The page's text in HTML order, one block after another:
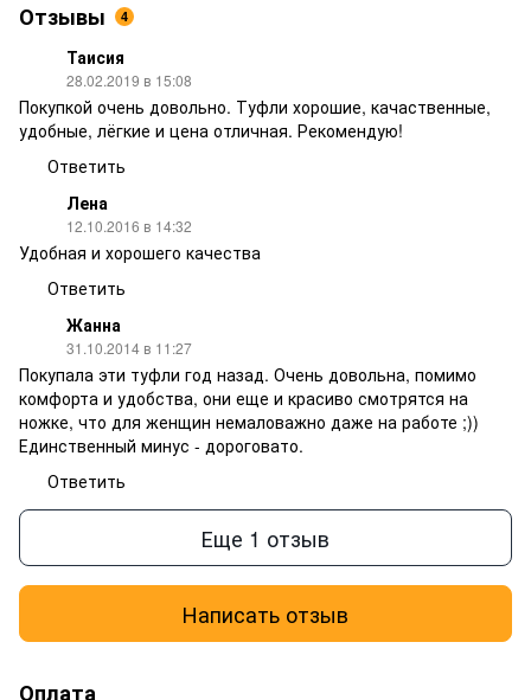
Отзывы 4
Таисия
28.02.2019 в 15:08
Покупкой очень довольно. Туфли хорошие, качаственные,
удобные, лёгкие и цена отличная. Рекомендую!
Ответить
Лена
12.10.2016 в 14:32
Удобная и хорошего качества
Ответить
Жанна
31.10.2014 в 11:27
Покупала эти туфли год назад. Очень довольна, помимо
комфорта и удобства, они еще и красиво смотрятся на
ножке, что для женщин немаловажно даже на работе ;))
Единственный минус - дороговато.
Ответить
Еще 1 отзыв
Написать отзыв
Оплата